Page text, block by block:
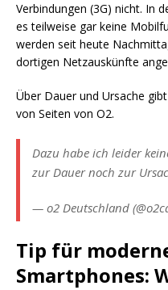
Verbindungen (3G) nicht. In
es teilweise gar keine
werden seit heute
dortigen Netzauskünfte
Über Dauer und Ursache
von Seiten von O2.
Dazu habe ich leider
zur Dauer noch zur
— o2 Deutschland
Tip für
Smartphones: